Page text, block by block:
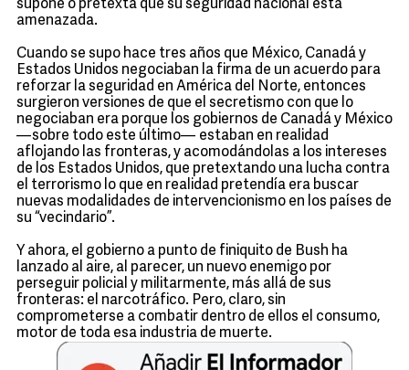
supone o pretexta que su seguridad nacional está
amenazada.
Cuando se supo hace tres años que México, Canadá y
Estados Unidos negociaban la firma de un acuerdo para
reforzar la seguridad en América del Norte, entonces
surgieron versiones de que el secretismo con que lo
negociaban era porque los gobiernos de Canadá y México
—sobre todo este último— estaban en realidad
aflojando las fronteras, y acomodándolas a los intereses
de los Estados Unidos, que pretextando una lucha contra
el terrorismo lo que en realidad pretendía era buscar
nuevas modalidades de intervencionismo en los países de
su “vecindario”.
Y ahora, el gobierno a punto de finiquito de Bush ha
lanzado al aire, al parecer, un nuevo enemigo por
perseguir policial y militarmente, más allá de sus
fronteras: el narcotráfico. Pero, claro, sin
comprometerse a combatir dentro de ellos el consumo,
motor de toda esa industria de muerte.